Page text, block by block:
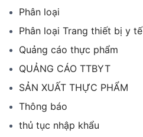
Phân loại
Phân loại Trang thiết bị y tế
Quảng cáo thực phẩm
QUẢNG CÁO TTBYT
SẢN XUẤT THỰC PHẨM
Thông báo
thủ tục nhập khẩu